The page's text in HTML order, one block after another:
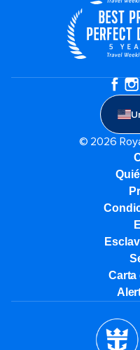
© 2026
Carta